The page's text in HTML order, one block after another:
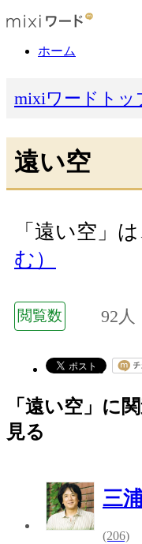
ホーム
mixiワードトッ
遠い空
「遠い空」
む）
閲覧数 92人
「遠い空」に
見る
三
(206)